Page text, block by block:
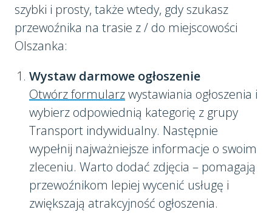
szybki i prosty, także wtedy, gdy szukasz
przewoźnika na trasie z / do miejscowości
Olszanka:
Wystaw darmowe ogłoszenie
Otwórz formularzwystawiania ogłoszenia i
wybierz odpowiednią kategorię z grupy
Transport indywidualny. Następnie
wypełnij najważniejsze informacje o swoim
zleceniu. Warto dodać zdjęcia – pomagają
przewoźnikom lepiej wycenić usługę i
zwiększają atrakcyjność ogłoszenia.